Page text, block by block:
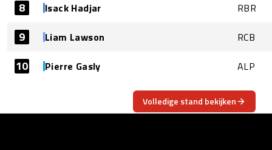
8 Isack Hadjar RBR
9 Liam Lawson RCB
10 Pierre Gasly ALP
Volledige stand bekijken